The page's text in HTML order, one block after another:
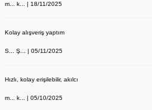
m... k... | 18/11/2025
Kolay alışveriş yaptım
S... Ş... | 05/11/2025
Hızlı, kolay erişilebilir, akılcı
m... k... | 05/10/2025